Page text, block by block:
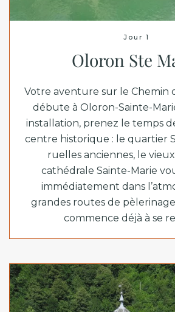
Jour 1
Oloron Ste
Votre aventure sur le Chemin
débute à Oloron-Sainte-
installation, prenez le temps
centre historique : le quartier
ruelles anciennes, le
cathédrale Sainte-Marie
immédiatement dans
grandes routes de
commence déjà à se